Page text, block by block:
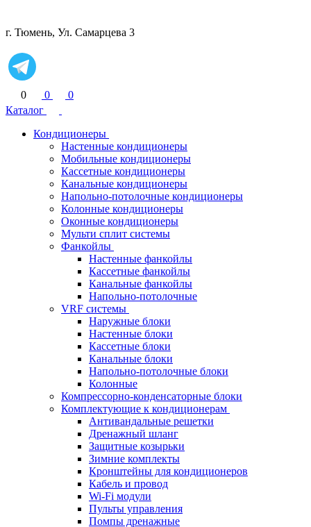
г. Тюмень, Ул. Самарцева 3
0 0
0
Каталог
Кондиционеры
Настенные кондиционеры
Мобильные кондиционеры
Кассетные кондиционеры
Канальные кондиционеры
Напольно-потолочные кондиционеры
Колонные кондиционеры
Оконные кондиционеры
Мульти сплит системы
Фанкойлы
Настенные фанкойлы
Кассетные фанкойлы
Канальные фанкойлы
Напольно-потолочные
VRF системы
Наружные блоки
Настенные блоки
Кассетные блоки
Канальные блоки
Напольно-потолочные блоки
Колонные
Компрессорно-конденсаторные блоки
Комплектующие к кондиционерам
Антивандальные решетки
Дренажный шланг
Защитные козырьки
Зимние комплекты
Кронштейны для кондиционеров
Кабель и провод
Wi-Fi модули
Пульты управления
Помпы дренажные